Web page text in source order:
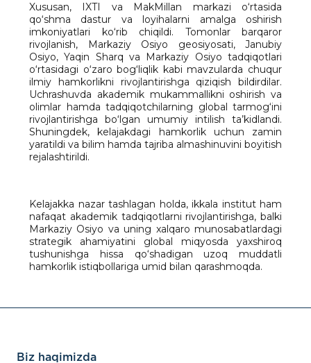
Xususan, IXTI va MakMillan markazi o‘rtasida
qo‘shma dastur va loyihalarni amalga oshirish
imkoniyatlari ko‘rib chiqildi. Tomonlar barqaror
rivojlanish, Markaziy Osiyo geosiyosati, Janubiy
Osiyo, Yaqin Sharq va Markaziy Osiyo tadqiqotlari
o‘rtasidagi o‘zaro bog‘liqlik kabi mavzularda chuqur
ilmiy hamkorlikni rivojlantirishga qiziqish bildirdilar.
Uchrashuvda akademik mukammallikni oshirish va
olimlar hamda tadqiqotchilarning global tarmog‘ini
rivojlantirishga bo‘lgan umumiy intilish ta’kidlandi.
Shuningdek, kelajakdagi hamkorlik uchun zamin
yaratildi va bilim hamda tajriba almashinuvini boyitish
rejalashtirildi.
Kelajakka nazar tashlagan holda, ikkala institut ham
nafaqat akademik tadqiqotlarni rivojlantirishga, balki
Markaziy Osiyo va uning xalqaro munosabatlardagi
strategik ahamiyatini global miqyosda yaxshiroq
tushunishga hissa qo‘shadigan uzoq muddatli
hamkorlik istiqbollariga umid bilan qarashmoqda.
Biz haqimizda